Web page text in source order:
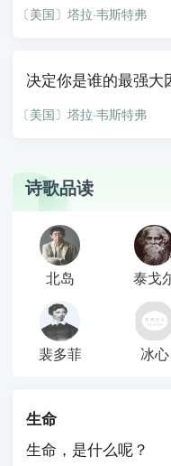
〔美国〕塔拉·韦斯特弗
决定你是谁的最强大
〔美国〕塔拉·韦斯特弗
诗歌品读
北岛 泰戈
裴多菲 冰心
生命
生命，是什么呢？